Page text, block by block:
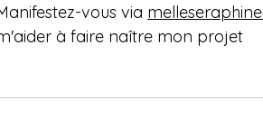
vous via
à faire naître mon projet